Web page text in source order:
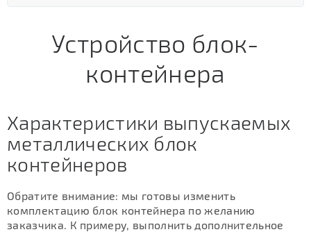
Устройство блок-
контейнера
Характеристики выпускаемых
металлических блок
контейнеров
Обратите внимание: мы готовы изменить
комплектацию блок контейнера по желанию
заказчика. К примеру, выполнить дополнительное